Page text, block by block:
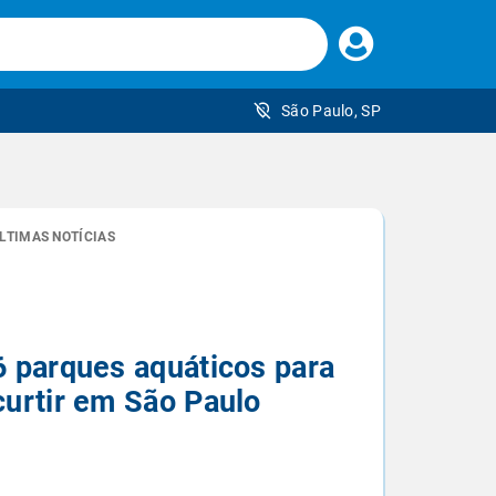
Faça
seu
São Paulo, SP
NOTÍCIAS
parques aquáticos para
em São Paulo
brasileiro